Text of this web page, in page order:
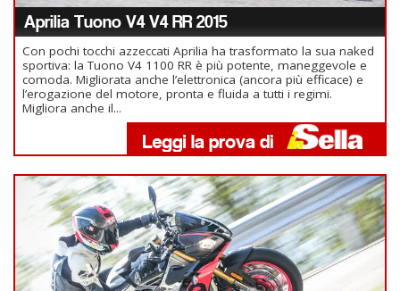
Aprilia Tuono V4 V4 RR 2015
Con pochi tocchi azzeccati Aprilia ha trasformato la sua naked
sportiva: la Tuono V4 1100 RR è più potente, maneggevole e
comoda. Migliorata anche l’elettronica (ancora più efficace) e
l’erogazione del motore, pronta e fluida a tutti i regimi.
Migliora anche il...